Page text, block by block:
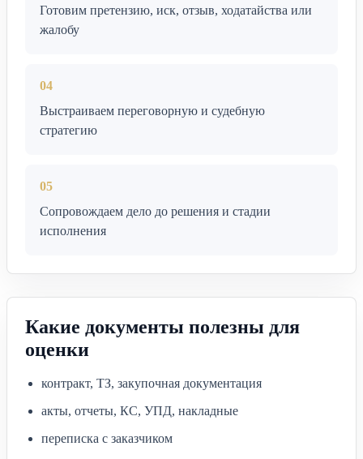
Готовим претензию, иск, отзыв, ходатайства или
жалобу
04
Выстраиваем переговорную и судебную
стратегию
05
Сопровождаем дело до решения и стадии
исполнения
Какие документы полезны для
оценки
контракт, ТЗ, закупочная документация
акты, отчеты, КС, УПД, накладные
переписка с заказчиком